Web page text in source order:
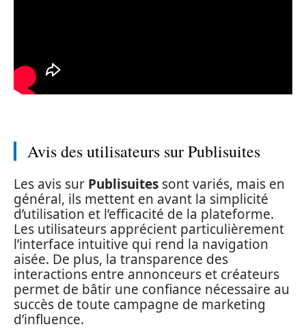
Avis des utilisateurs sur Publisuites
Les avis sur Publisuites sont variés, mais en
général, ils mettent en avant la simplicité
d’utilisation et l’efficacité de la plateforme.
Les utilisateurs apprécient particulièrement
l’interface intuitive qui rend la navigation
aisée. De plus, la transparence des
interactions entre annonceurs et créateurs
permet de bâtir une confiance nécessaire au
succès de toute campagne de marketing
d’influence.